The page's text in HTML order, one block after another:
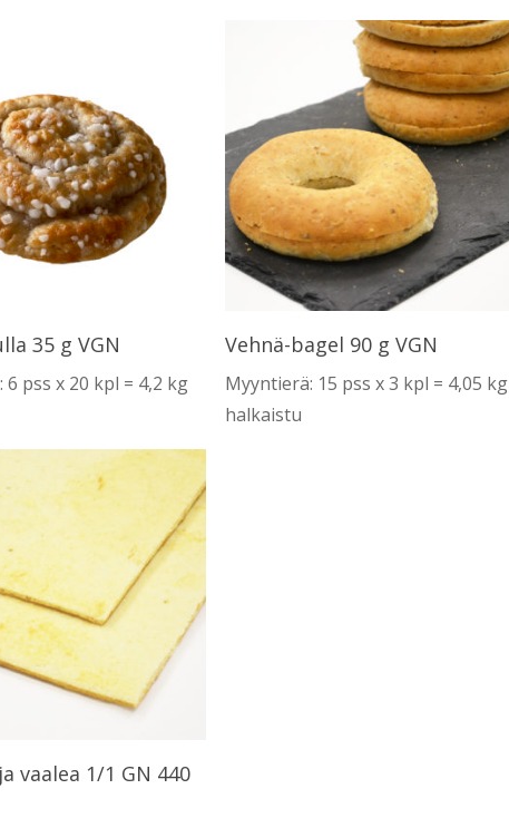
Lue Lisää
35 g VGN
pss x 20 kpl = 4,2 kg
Lue Lisää
Vehnä-bagel 90 g VGN
Myyntierä: 15 pss x 3 kpl = 4,05 kg
halkaistu
Lue Lisää
vaalea 1/1 GN 440